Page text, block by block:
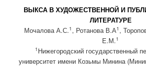
ВЫКСА В ХУДОЖЕСТВЕННОЙ И
ЛИТЕРАТУРЕ
Мочалова А.С.1 , Ротанова В.А1 ,
Е.М.1
1 Нижегородский государственный
университет имени Козьмы Минина